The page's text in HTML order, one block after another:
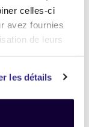
celles-ci
avez fournies
de leurs
les détails
envoi :-
iCloud